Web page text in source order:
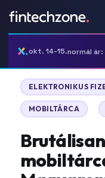
okt. 14-15.normál ár:
ELEKTRONIKUS
MOBILTÁRCA |